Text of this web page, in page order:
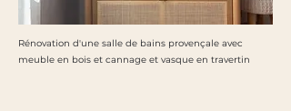
Rénovation d'une salle de bains provençale avec
meuble en bois et cannage et vasque en travertin